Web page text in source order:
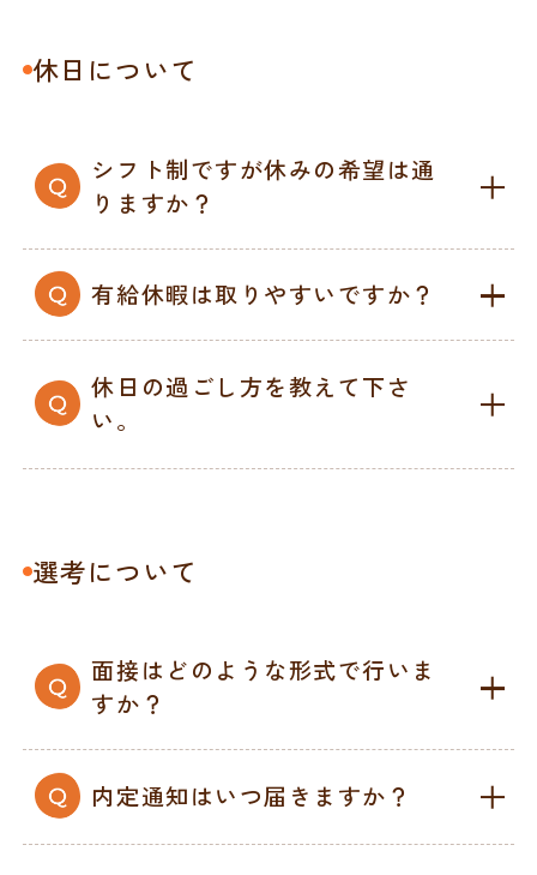
休日について
シフト制ですが休みの希望は通
りますか？
有給休暇は取りやすいですか？
休日の過ごし方を教えて下さ
い。
選考について
面接はどのような形式で行いま
すか？
内定通知はいつ届きますか？